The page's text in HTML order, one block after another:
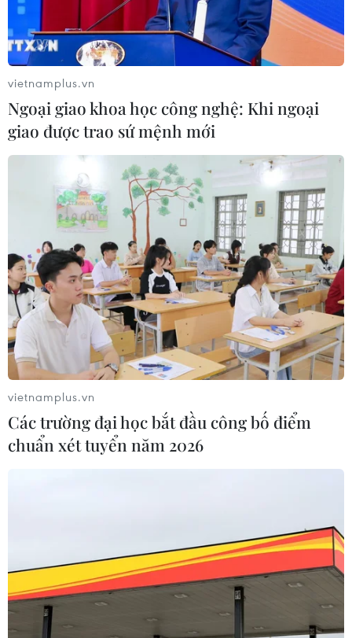
New Zealand ghi nhận tuần có số ca tử
vong vì COVID-19 cao kỷ lục
22/07/2022 09:23
Theo dữ liệu của Bộ Y tế New Zealand, trong 7 ngày tính
đến 16/7, nước này ghi nhận 151 ca tử vong, cao hơn
nhiều so với 115 ca vào tuần tồi tệ nhất trong làn sóng
lây nhiễm trước đó hồi tháng 3.
vietnamplus.vn
Ngoại giao khoa học công nghệ: Khi ngoại
giao được trao sứ mệnh mới
vietnamplus.vn
Các trường đại học bắt đầu công bố điểm
chuẩn xét tuyển năm 2026